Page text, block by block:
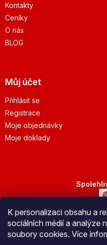
K personalizaci obsahu a
sociálních médií a analýze
soubory cookies. Více
Kontakty
Ceníky
O nás
BLOG
Můj účet
Přihlásit se
Registrace
Moje objednávky
Moje doklady